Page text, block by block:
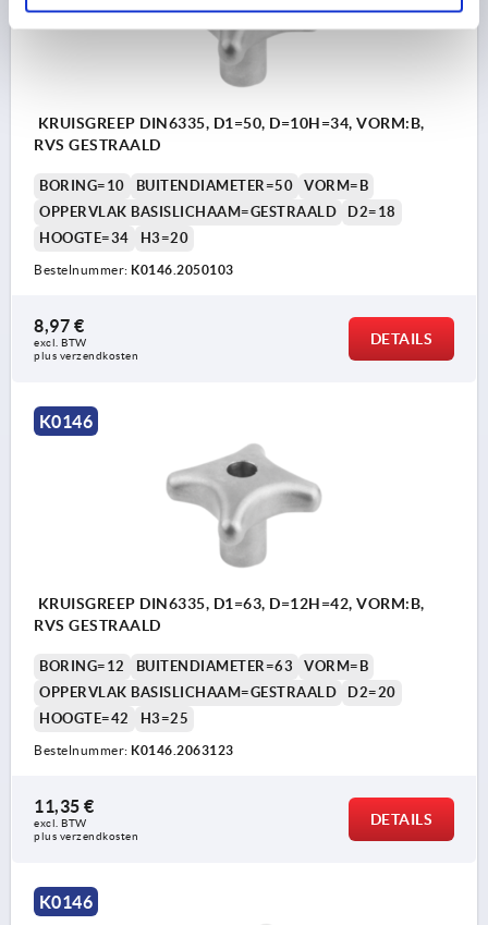
KRUISGREEP DIN6335, D1=50, D=10H=34, VORM:B,
RVS GESTRAALD
BORING=10 BUITENDIAMETER=50
VORM=B
OPPERVLAK BASISLICHAAM=GESTRAALD
D2=18
HOOGTE=34
H3=20
Bestelnummer: K0146.2050103
8,97 €
excl. BTW
plus verzendkosten
DETAILS
K0146
KRUISGREEP DIN6335, D1=63, D=12H=42, VORM:B,
RVS GESTRAALD
BORING=12 BUITENDIAMETER=63
VORM=B
OPPERVLAK BASISLICHAAM=GESTRAALD
D2=20
HOOGTE=42
H3=25
Bestelnummer: K0146.2063123
11,35 €
excl. BTW
plus verzendkosten
DETAILS
K0146